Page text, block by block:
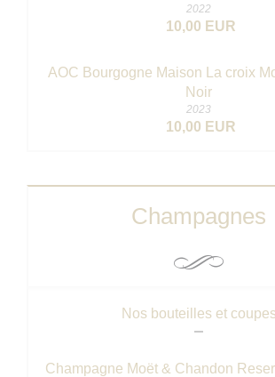
2022
10,00 EUR
AOC Bourgogne Maison La croix
Noir
2023
10,00 EUR
Champagnes
Nos bouteilles et coupes
Champagne Moët & Chandon